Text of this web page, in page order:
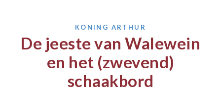
KONING ARTHUR
De jeeste van Walewein
en het (zwevend)
schaakbord